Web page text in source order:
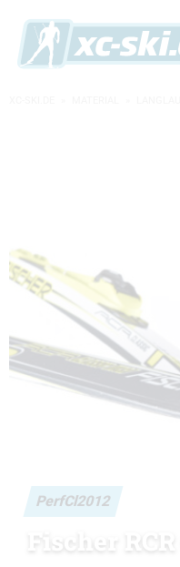
PerfCl2012
Fischer